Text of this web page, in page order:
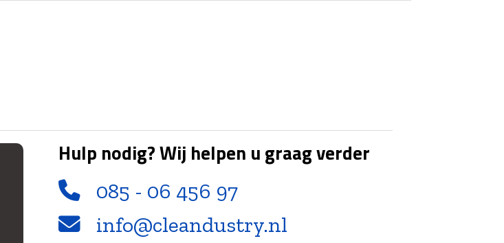
Hulp nodig? Wij helpen u graag verder
085 - 06 456 97
info@cleandustry.nl